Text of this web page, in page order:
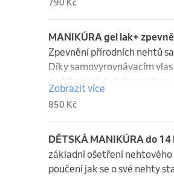
790 Kč
MANIKÚRA gel lak+
Zpevnění přírodních nehtů
Díky samovyrovnávacím
dodržení základního
Pak je třeba gel opět doplnit,
se nanáší přímo na nehet.
Zobrazit více
850 Kč
DĚTSKÁ MANIKÚRA do 14
základní ošetření nehtového
poučení jak se o své nehty